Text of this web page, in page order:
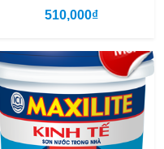
510,000₫